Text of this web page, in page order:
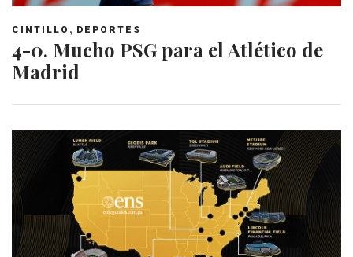
CINTILLO , DEPORTES
4-0. Mucho PSG para el Atlético de
Madrid